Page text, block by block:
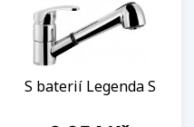
S baterií Legenda S